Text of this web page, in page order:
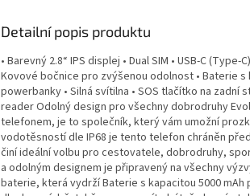
Detailní popis produktu
• Barevný 2.8“ IPS displej • Dual SIM • USB-C
Kovové bočnice pro zvýšenou odolnost • Baterie s
powerbanky • Silná svítilna • SOS tlačítko na zadní
reader Odolný design pro všechny dobrodruhy
telefonem, je to společník, který vám umožní
vodotěsností dle IP68 je tento telefon chráněn
činí ideální volbu pro cestovatele, dobrodruhy,
a odolným designem je připravený na všechny
baterie, která vydrží Baterie s kapacitou 5000 mAh